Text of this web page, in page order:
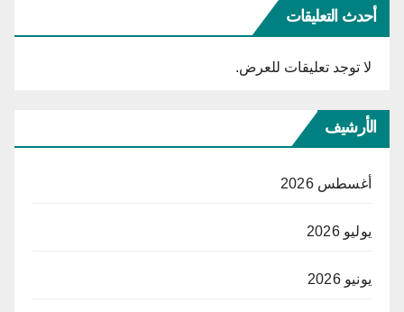
أحدث التعليقات
لا توجد تعليقات للعرض.
الأرشيف
أغسطس 2026
يوليو 2026
يونيو 2026